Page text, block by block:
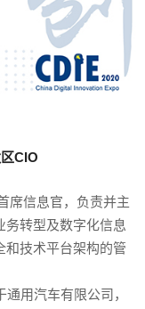
CIO
席信息官，负责并主
务转型及数字化信息
和技术平台架构的管
用汽车有限公司，